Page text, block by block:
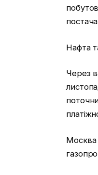
Нафта
Через
Москва